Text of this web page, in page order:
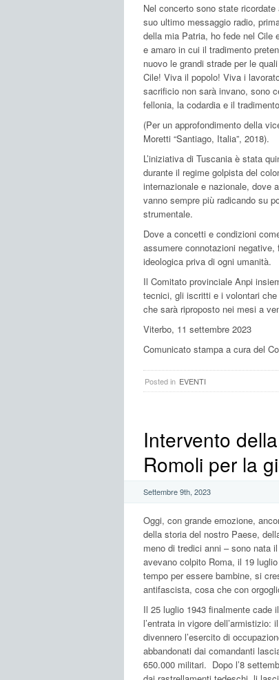
Nel concerto sono state
suo ultimo messaggio radio,
della mia Patria, ho fede nel Cile
e amaro in cui il tradimento
nuovo le grandi strade per le
Cile! Viva il popolo! Viva i
sacrificio non sarà invano, sono
fellonia, la codardia e il
(Per un approfondimento della
Moretti “Santiago, Italia”, 2018).
L’iniziativa di Tuscania è stata
durante il regime golpista del
internazionale e nazionale, dove
vanno sempre più radicando su
strumentale.
Dove a concetti e condizioni
assumere connotazioni
ideologica priva di ogni umanità.
Il Comitato provinciale Anpi
tecnici, gli iscritti e i volontari
che sarà riproposto nei mesi a
Viterbo, 11 settembre 2023
Comunicato stampa a cura del
Posted in EVENTI
Intervento
Romoli per la
Settembre 9th, 2023
Oggi, con grande emozione,
della storia del nostro Paese,
meno di tredici anni – sono nata
avevano colpito Roma, il 19
tempo per essere bambine, si
antifascista, cosa che con
Il 25 luglio 1943 finalmente cade
l’entrata in vigore
divennero l’esercito di
abbandonati dai comandanti
650.000 militari. Dopo l’8